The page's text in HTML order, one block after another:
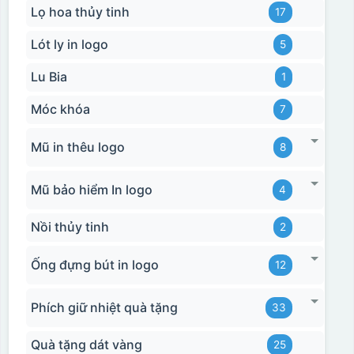
Lọ hoa thủy tinh 17
Lót ly in logo 5
Lu Bia 1
Móc khóa 7
Mũ in thêu logo 8
Mũ bảo hiểm In logo 4
Nồi thủy tinh 2
Ống đựng bút in logo 12
Phích giữ nhiệt quà tặng 33
Quà tặng dát vàng 25